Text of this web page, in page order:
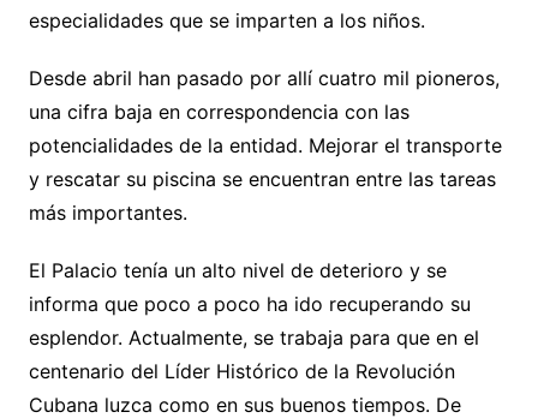
especialidades que se imparten a los niños.
Desde abril han pasado por allí cuatro mil pioneros,
una cifra baja en correspondencia con las
potencialidades de la entidad. Mejorar el transporte
y rescatar su piscina se encuentran entre las tareas
más importantes.
El Palacio tenía un alto nivel de deterioro y se
informa que poco a poco ha ido recuperando su
esplendor. Actualmente, se trabaja para que en el
centenario del Líder Histórico de la Revolución
Cubana luzca como en sus buenos tiempos. De